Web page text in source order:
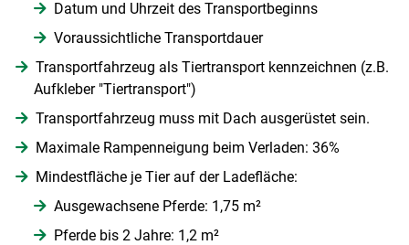
Datum und Uhrzeit des Transportbeginns
Voraussichtliche Transportdauer
Transportfahrzeug als Tiertransport kennzeichnen (z.B.
Aufkleber "Tiertransport")
Transportfahrzeug muss mit Dach ausgerüstet sein.
Maximale Rampenneigung beim Verladen: 36%
Mindestfläche je Tier auf der Ladefläche:
Ausgewachsene Pferde: 1,75 m²
Pferde bis 2 Jahre: 1,2 m²